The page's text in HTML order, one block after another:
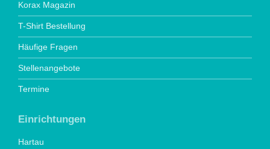
Korax Magazin
T-Shirt Bestellung
Häufige Fragen
Stellenangebote
Termine
Einrichtungen
Hartau